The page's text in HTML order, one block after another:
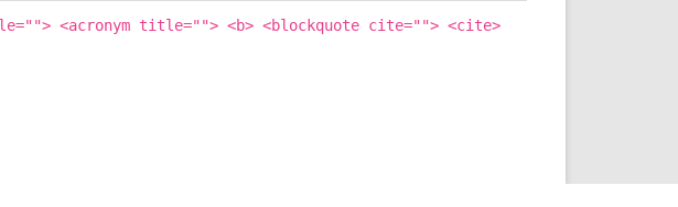
<acronym title=""> <b> <blockquote cite=""> <cite>